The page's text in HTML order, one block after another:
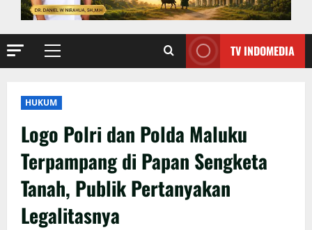
TV INDOMEDIA
HUKUM
Logo Polri dan Polda Maluku
Terpampang di Papan Sengketa
Tanah, Publik Pertanyakan
Legalitasnya